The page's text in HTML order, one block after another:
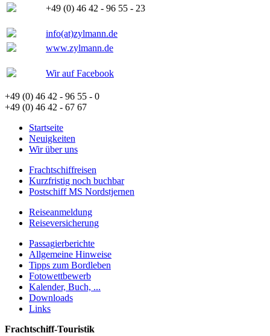
+49 (0) 46 42 - 96 55 - 23
info(at)zylmann.de
www.zylmann.de
Wir auf Facebook
+49 (0) 46 42 - 96 55 - 0
+49 (0) 46 42 - 67 67
Startseite
Neuigkeiten
Wir über uns
Frachtschiffreisen
Kurzfristig noch buchbar
Postschiff MS Nordstjernen
Reiseanmeldung
Reiseversicherung
Passagierberichte
Allgemeine Hinweise
Tipps zum Bordleben
Fotowettbewerb
Kalender, Buch, ...
Downloads
Links
Frachtschiff-Touristik